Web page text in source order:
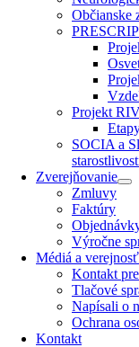
Občianske
Projekt
SOCIA a
Zverejňovanie
Zmluvy
Faktúry
Výročne
Médiá a verejnosť
Kontakt
Tlačové
Napísali o
Ochrana
Kontakt